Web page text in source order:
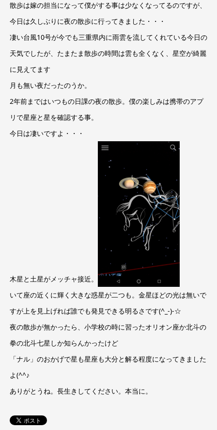
散歩は嫁の担当になって僕がする事は少なくなってるのですが、
今日は久しぶりに夜の散歩に行ってきました・・・
凄い台風10号が今でも三重県内に雨雲を流してくれている今日の
天気でしたが、たまたま散歩の時間は雲も全くなく、星空が綺麗
に見えてます
月も無い夜だったのうか。
2年前まではいつもの日課の夜の散歩。僕の楽しみは携帯のアプ
リで星座と星を確認する事。
今日は凄いですよ・・・
木星と土星がメッチャ接近。
いて座の近くに輝く大きな惑星が二つも。金星ほどの光は無いで
すが上を見上げれば誰でも発見できる明るさです(^_-)-☆
夜の散歩が無かったら、小学校の時に習ったオリオン座か北斗の
拳の北斗七星しか知らんかったけど
「ナル」のおかげで星も星座も大分と解る程度になってきました
よ(^^♪
ありがとうね。長生きしてください。本当に。